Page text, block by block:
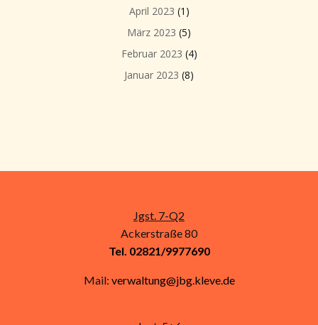
April 2023 (1)
März 2023 (5)
Februar 2023 (4)
Januar 2023 (8)
Jgst. 7-Q2
Ackerstraße 80
Tel. 02821/9977690
Mail: verwaltung@jbg.kleve.de